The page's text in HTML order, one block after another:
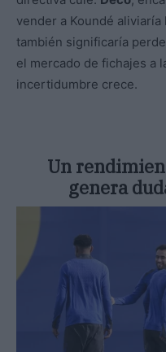
vender a Koundé
también significaría
el mercado de fichajes a
incertidumbre crece.
Un
genera